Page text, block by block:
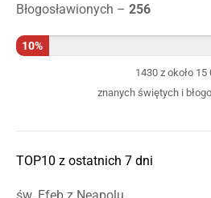
Błogosławionych – 256
10%
1430 z około 15
znanych świętych i
TOP10 z ostatnich 7 dni